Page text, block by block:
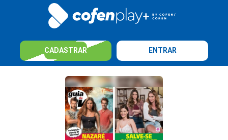
CADASTRAR ENTRAR